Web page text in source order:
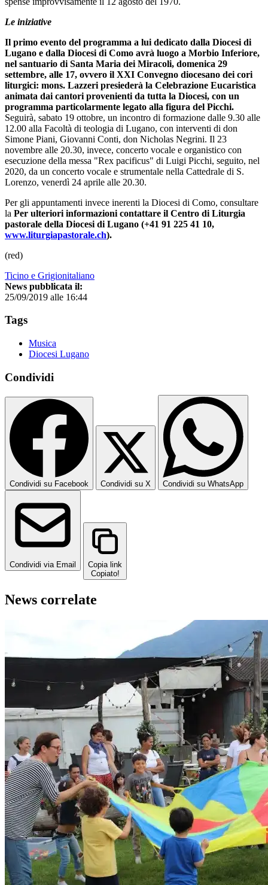
Le iniziative
Il primo evento del programma a lui dedicato dalla Diocesi di
Lugano e dalla Diocesi di Como avrà luogo a Morbio Inferiore,
nel santuario di Santa Maria dei Miracoli, domenica 29
settembre, alle 17, ovvero il XXI Convegno diocesano dei cori
liturgici: mons. Lazzeri presiederà la Celebrazione Eucaristica
animata dai cantori provenienti da tutta la Diocesi, con un
programma particolarmente legato alla figura del Picchi.
Seguirà, sabato 19 ottobre, un incontro di formazione dalle 9.30 alle
12.00 alla Facoltà di teologia di Lugano, con interventi di don
Simone Piani, Giovanni Conti, don Nicholas Negrini. Il 23
novembre alle 20.30, invece, concerto vocale e organistico con
esecuzione della messa "Rex pacificus" di Luigi Picchi, seguito, nel
2020, da un concerto vocale e strumentale nella Cattedrale di S.
Lorenzo, venerdì 24 aprile alle 20.30.
Per gli appuntamenti invece inerenti la Diocesi di Como, consultare
la Per ulteriori informazioni contattare il Centro di Liturgia
pastorale della Diocesi di Lugano (+41 91 225 41 10,
www.liturgiapastorale.ch).
(red)
Ticino e Grigionitaliano
News pubblicata il:
25/09/2019 alle 16:44
Tags
Musica
Diocesi Lugano
Condividi
Condividi su Facebook Condividi su X Condividi su WhatsApp
Condividi via Email
Copia link
Copiato!
News correlate